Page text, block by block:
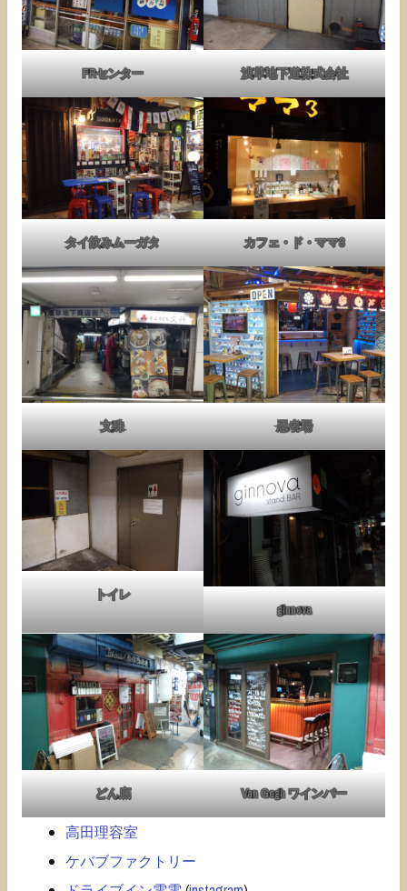
PRセンター 浅草地下道株式会社
タイ飲みムーガタ カフェ・ド・ママ3
文殊 忍者場
トイレ
ginnova
どん底 Van Gogh ワインバー
高田理容室
ケバブファクトリー